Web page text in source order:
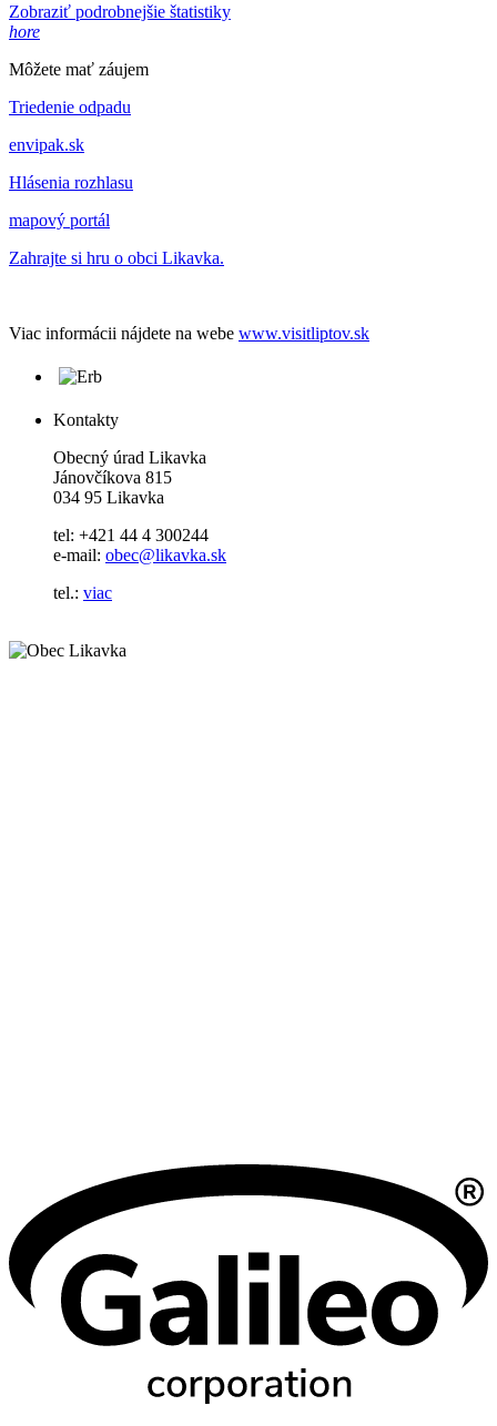
Zobraziť podrobnejšie štatistiky
hore
Môžete mať záujem
Triedenie odpadu
envipak.sk
Hlásenia rozhlasu
mapový portál
Zahrajte si hru o obci Likavka.
Viac informácii nájdete na webe www.visitliptov.sk
Kontakty
Obecný úrad Likavka
Jánovčíkova 815
034 95 Likavka
tel: +421 44 4 300244
e-mail: obec@likavka.sk
tel.: viac